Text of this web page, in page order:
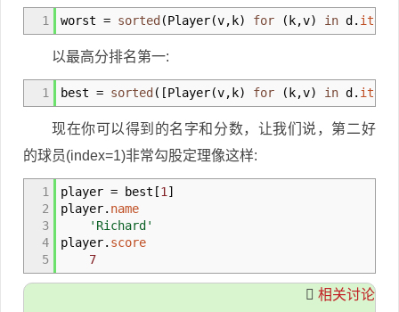
1 worst = sorted (Player(v, k) for ( k,v) in d. items
以最高分排名第一:
1 best = sorted ( [Player(v, k) for ( k,v) in d. items
现在你可以得到的名字和分数，让我们说，第二好
的球员(index=1)非常勾股定理像这样:
1
2
3
4
5
player = best [1 ]
player. name
'Richard'
player. score
7
相关讨论